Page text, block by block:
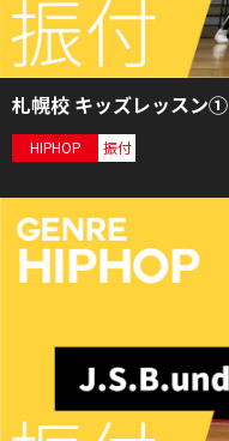
札幌校 キッズレッスン①
HIPHOP 振付